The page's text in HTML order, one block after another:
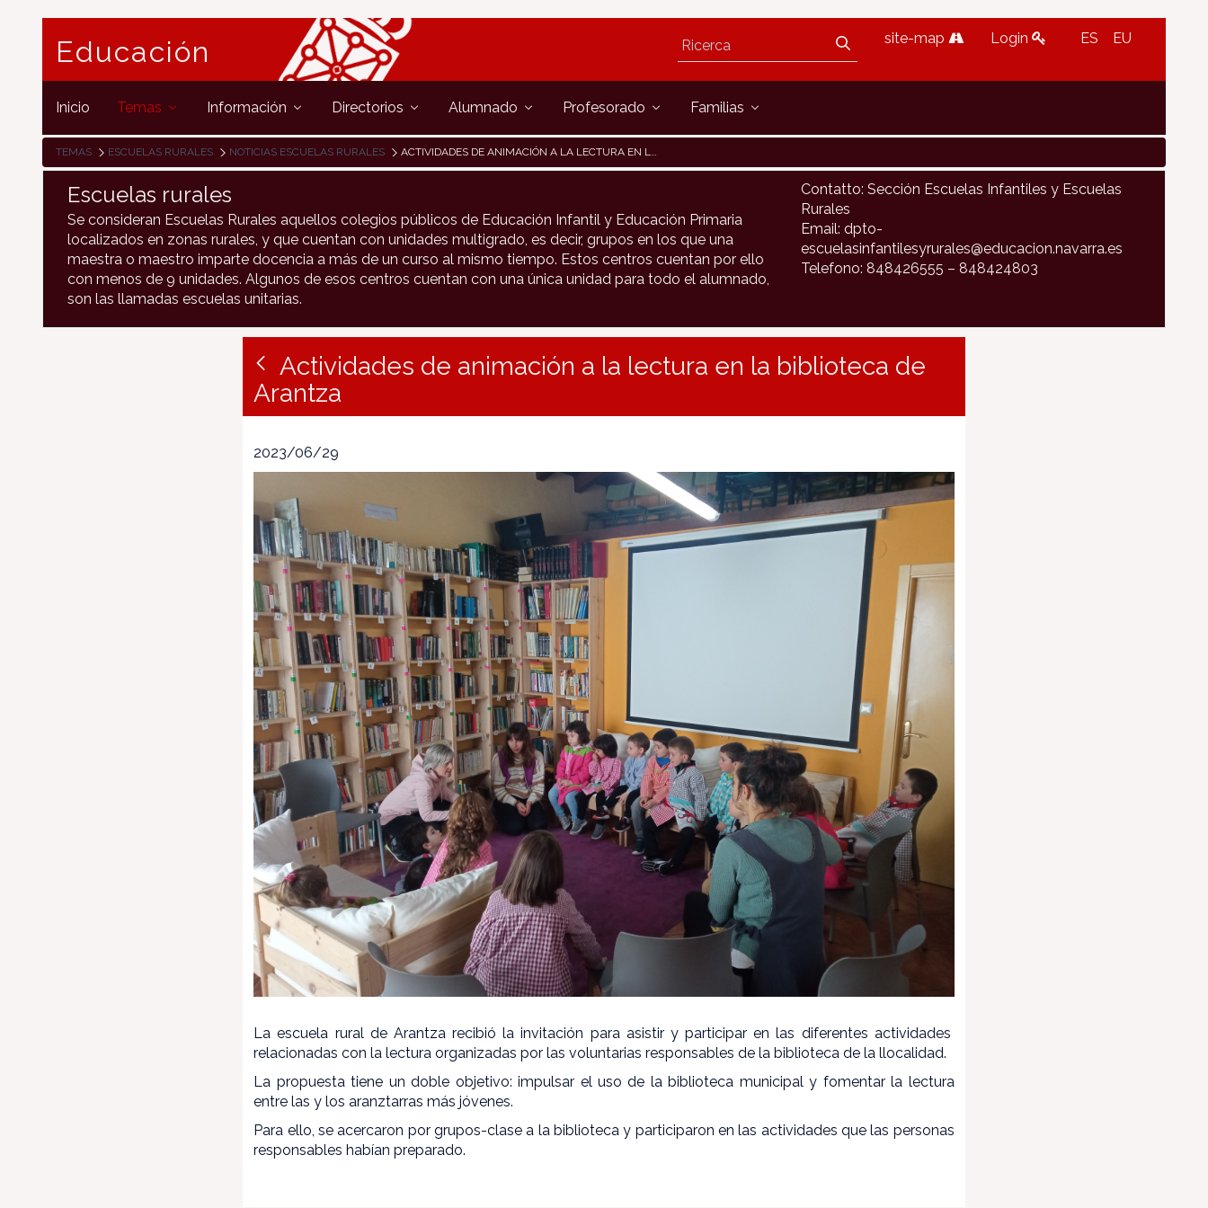
Educación site-map Login ES EU
Inicio Temas Información Directorios Alumnado Profesorado Familias
TEMAS ESCUELAS RURALES NOTICIAS ESCUELAS RURALES ACTIVIDADES DE ANIMACIÓN A LA LECTURA EN LA BIBLIOTECA DE ARANTZA
Escuelas rurales
Se consideran Escuelas Rurales aquellos colegios públicos de Educación Infantil y Educación Primaria
localizados en zonas rurales, y que cuentan con unidades multigrado, es decir, grupos en los que una
maestra o maestro imparte docencia a más de un curso al mismo tiempo. Estos centros cuentan por ello
con menos de 9 unidades. Algunos de esos centros cuentan con una única unidad para todo el alumnado,
son las llamadas escuelas unitarias.
Contatto: Sección Escuelas Infantiles y Escuelas
Rurales
Email: dpto-
escuelasinfantilesyrurales@educacion.navarra.es
Telefono: 848426555 – 848424803
Actividades de animación a la lectura en la biblioteca de
Arantza
2023/06/29
La escuela rural de Arantza recibió la invitación para asistir y participar en las diferentes actividades
relacionadas con la lectura organizadas por las voluntarias responsables de la biblioteca de la llocalidad.
La propuesta tiene un doble objetivo: impulsar el uso de la biblioteca municipal y fomentar la lectura
entre las y los aranztarras más jóvenes.
Para ello, se acercaron por grupos-clase a la biblioteca y participaron en las actividades que las personas
responsables habían preparado.